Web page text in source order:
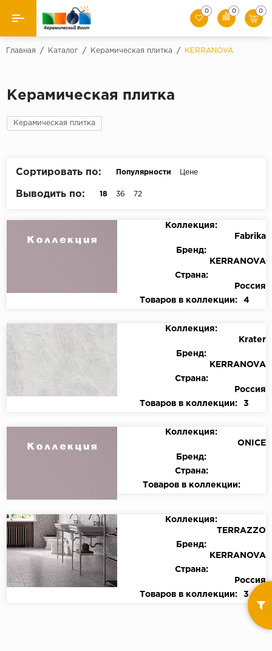
Назад
Керамическая плитка
Керамогранит
0 0 0
Главная / Каталог / Керамическая плитка / KERRANOVA
Керамическая плитка
Керамическая плитка
Сортировать по: Популярности Цене
Выводить по: 18 36 72
Коллекция:
Fabrika
Бренд:
KERRANOVA
Страна:
Россия
Товаров в коллекции:
4
Коллекция:
Krater
Бренд:
KERRANOVA
Страна:
Россия
Товаров в коллекции:
3
Коллекция:
ONICE
Бренд:
Страна:
Товаров в коллекции:
Коллекция:
TERRAZZO
Бренд:
KERRANOVA
Страна:
Россия
Товаров в коллекции:
3